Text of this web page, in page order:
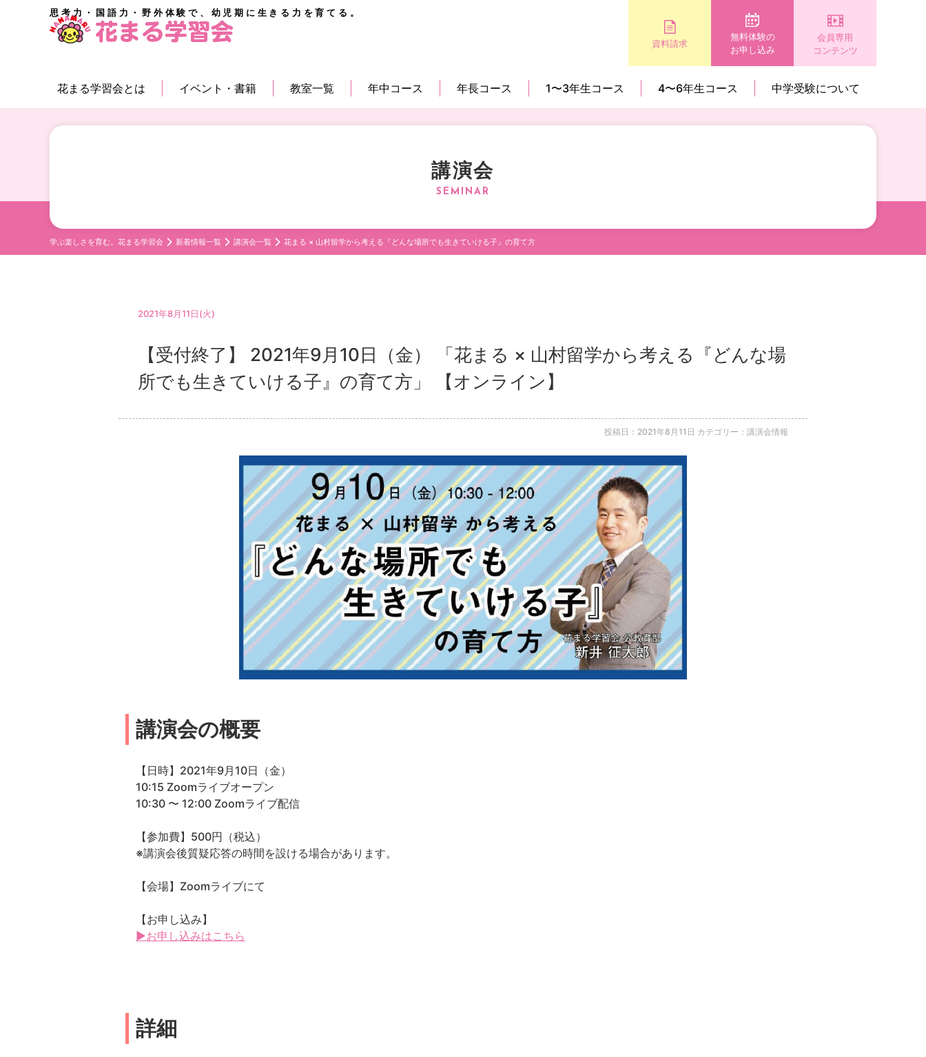
思考力・国語力・野外体験で、幼児期に生きる力を育てる。
資料請求
無料体験の
お申し込み
会員専用
コンテンツ
花まる学習会とは イベント・書籍 教室一覧 年中コース 年長コース 1〜3年生コース 4〜6年生コース 中学受験について
講演会
学ぶ楽しさを育む。花まる学習会 新着情報一覧 講演会一覧 花まる × 山村留学から考える『どんな場所でも生きていける子』の育て方
2021年8月11日(火)
【受付終了】 2021年9月10日（金） 「花まる × 山村留学から考える『どんな場
所でも生きていける子』の育て方」 【オンライン】
投稿日：2021年8月11日 カテゴリー：講演会情報
講演会の概要
【日時】2021年9月10日（金）
10:15 Zoomライブオープン
10:30 〜 12:00 Zoomライブ配信
【参加費】500円（税込）
※講演会後質疑応答の時間を設ける場合があります。
【会場】Zoomライブにて
【お申し込み】
▶お申し込みはこちら
詳細